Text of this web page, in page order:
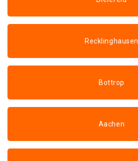
Recklinghausen
Bottrop
Aachen